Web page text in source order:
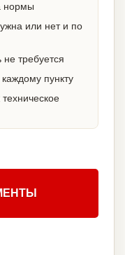
нормы
или нет и по
требуется
пункту